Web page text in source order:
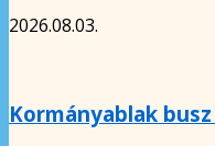
2026.08.03.
Kormányablak